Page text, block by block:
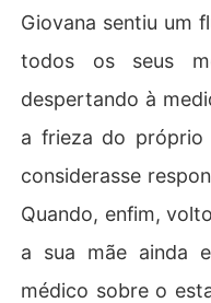
Giovana sentiu um
todos os seus
despertando à
a frieza do próprio
considerasse
Quando, enfim,
a sua mãe ainda
médico sobre o